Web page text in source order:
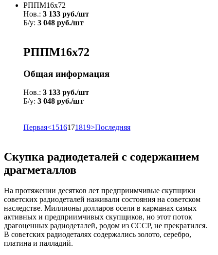
РППМ16х72
Нов.: 3 133 руб./шт
Б/у: 3 048 руб./шт
РППМ16х72
Общая информация
Нов.: 3 133 руб./шт
Б/у: 3 048 руб./шт
Первая<1516171819>Последняя
Скупка радиодеталей с содержанием
драгметаллов
На протяжении десятков лет предприимчивые скупщики
советских радиодеталей наживали состояния на советском
наследстве. Миллионы долларов осели в карманах самых
активных и предприимчивых скупщиков, но этот поток
драгоценных радиодеталей, родом из СССР, не прекратился.
В советских радиодеталях содержались золото, серебро,
платина и палладий.